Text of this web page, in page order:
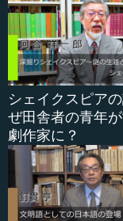
主義の基礎を成し
それはこのように
ある日アテネの神
で一番の賢者はソ
シェイクスピア
ぜ田舎者の青年
劇作家に？